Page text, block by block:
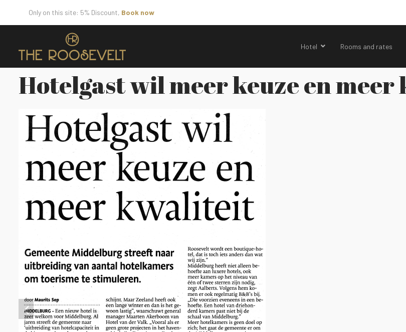
Only on this site: 5% Discount, Book now
Hotel Rooms and rates
Hotelgast wil meer keuze en